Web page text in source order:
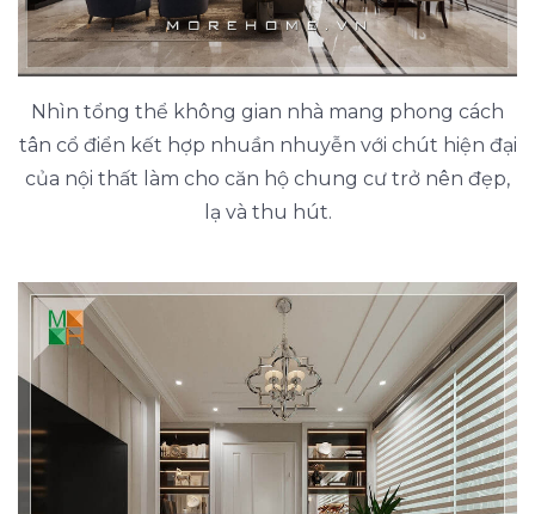
Nhìn tổng thể không gian nhà mang phong cách
tân cổ điển kết hợp nhuần nhuyễn với chút hiện đại
của nội thất làm cho căn hộ chung cư trở nên đẹp,
lạ và thu hút.